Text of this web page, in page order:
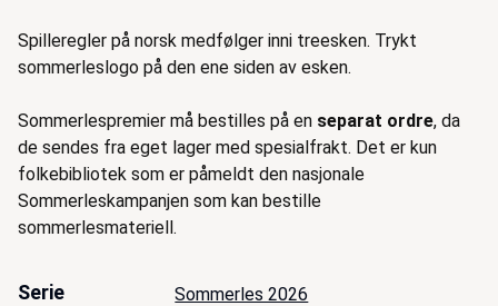
Spilleregler på norsk medfølger inni treesken. Trykt
sommerleslogo på den ene siden av esken.
Sommerlespremier må bestilles på en separat ordre, da
de sendes fra eget lager med spesialfrakt. Det er kun
folkebibliotek som er påmeldt den nasjonale
Sommerleskampanjen som kan bestille
sommerlesmateriell.
Serie Sommerles 2026